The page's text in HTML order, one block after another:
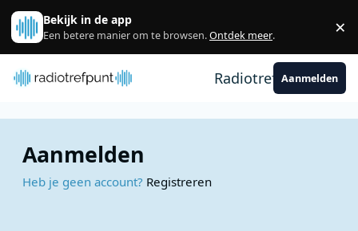
Spring naar bijdragen
Bekijk in de app
Een betere manier om te browsen.Ontdek meer. ×
RadiotrefpuntAanmelden
Aanmelden
Heb je geen account? Registreren